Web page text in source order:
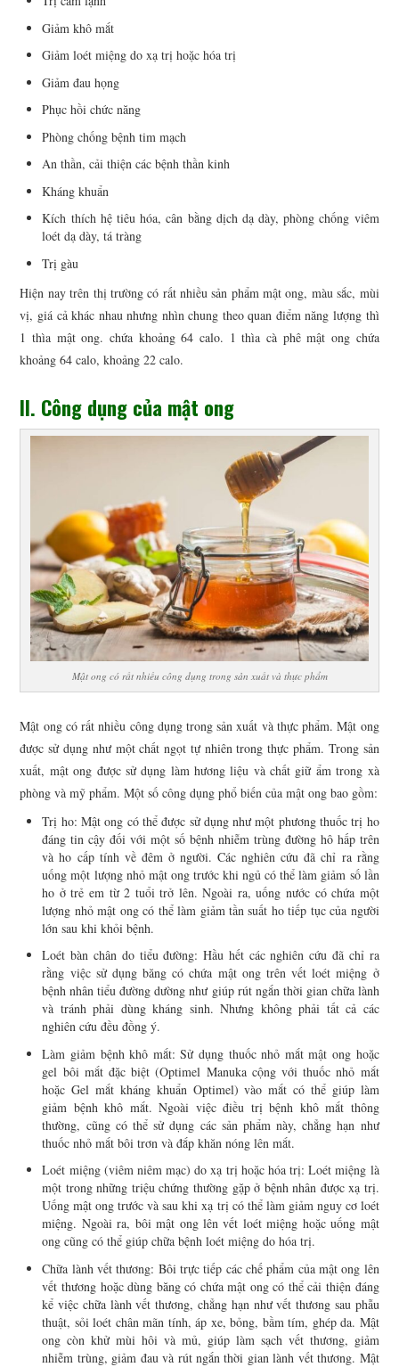
Giảm khô mắt
Giảm loét miệng do xạ trị hoặc hóa trị
Giảm đau họng
Phục hồi chức năng
Phòng chống bệnh tim mạch
An thần, cải thiện các bệnh thần kinh
Kháng khuẩn
Kích thích hệ tiêu hóa, cân bằng dịch dạ dày, phòng chống viêm
loét dạ dày, tá tràng
Trị gàu
Hiện nay trên thị trường có rất nhiều sản phẩm mật ong, màu sắc, mùi
vị, giá cả khác nhau nhưng nhìn chung theo quan điểm năng lượng thì
1 thìa mật ong. chứa khoảng 64 calo. 1 thìa cà phê mật ong chứa
khoảng 64 calo, khoảng 22 calo.
II. Công dụng của mật ong
Mật ong có rất nhiều công dụng trong sản xuất và thực phẩm
Mật ong có rất nhiều công dụng trong sản xuất và thực phẩm. Mật ong
được sử dụng như một chất ngọt tự nhiên trong thực phẩm. Trong sản
xuất, mật ong được sử dụng làm hương liệu và chất giữ ẩm trong xà
phòng và mỹ phẩm. Một số công dụng phổ biến của mật ong bao gồm:
Trị ho: Mật ong có thể được sử dụng như một phương thuốc trị ho
đáng tin cậy đối với một số bệnh nhiễm trùng đường hô hấp trên
và ho cấp tính về đêm ở người. Các nghiên cứu đã chỉ ra rằng
uống một lượng nhỏ mật ong trước khi ngủ có thể làm giảm số lần
ho ở trẻ em từ 2 tuổi trở lên. Ngoài ra, uống nước có chứa một
lượng nhỏ mật ong có thể làm giảm tần suất ho tiếp tục của người
lớn sau khi khỏi bệnh.
Loét bàn chân do tiểu đường: Hầu hết các nghiên cứu đã chỉ ra
rằng việc sử dụng băng có chứa mật ong trên vết loét miệng ở
bệnh nhân tiểu đường dường như giúp rút ngắn thời gian chữa lành
và tránh phải dùng kháng sinh. Nhưng không phải tất cả các
nghiên cứu đều đồng ý.
Làm giảm bệnh khô mắt: Sử dụng thuốc nhỏ mắt mật ong hoặc
gel bôi mắt đặc biệt (Optimel Manuka cộng với thuốc nhỏ mắt
hoặc Gel mắt kháng khuẩn Optimel) vào mắt có thể giúp làm
giảm bệnh khô mắt. Ngoài việc điều trị bệnh khô mắt thông
thường, cũng có thể sử dụng các sản phẩm này, chẳng hạn như
thuốc nhỏ mắt bôi trơn và đắp khăn nóng lên mắt.
Loét miệng (viêm niêm mạc) do xạ trị hoặc hóa trị: Loét miệng là
một trong những triệu chứng thường gặp ở bệnh nhân được xạ trị.
Uống mật ong trước và sau khi xạ trị có thể làm giảm nguy cơ loét
miệng. Ngoài ra, bôi mật ong lên vết loét miệng hoặc uống mật
ong cũng có thể giúp chữa bệnh loét miệng do hóa trị.
Chữa lành vết thương: Bôi trực tiếp các chế phẩm của mật ong lên
vết thương hoặc dùng băng có chứa mật ong có thể cải thiện đáng
kể việc chữa lành vết thương, chẳng hạn như vết thương sau phẫu
thuật, sỏi loét chân mãn tính, áp xe, bỏng, bầm tím, ghép da. Mật
ong còn khử mùi hôi và mủ, giúp làm sạch vết thương, giảm
nhiễm trùng, giảm đau và rút ngắn thời gian lành vết thương. Mật